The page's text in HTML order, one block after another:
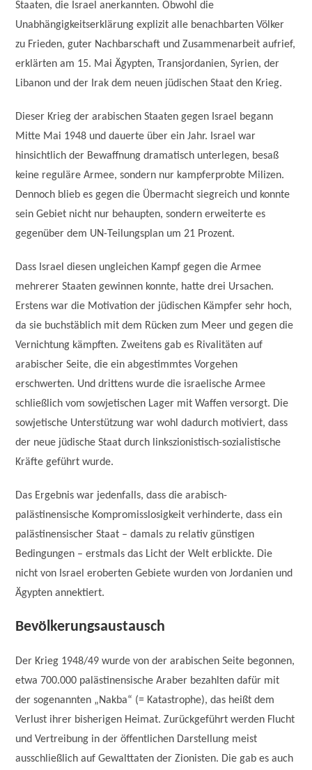
Staaten, die Israel anerkannten. Obwohl die
Unabhängigkeitserklärung explizit alle benachbarten Völker
zu Frieden, guter Nachbarschaft und Zusammenarbeit aufrief,
erklärten am 15. Mai Ägypten, Transjordanien, Syrien, der
Libanon und der Irak dem neuen jüdischen Staat den Krieg.
Dieser Krieg der arabischen Staaten gegen Israel begann
Mitte Mai 1948 und dauerte über ein Jahr. Israel war
hinsichtlich der Bewaffnung dramatisch unterlegen, besaß
keine reguläre Armee, sondern nur kampferprobte Milizen.
Dennoch blieb es gegen die Übermacht siegreich und konnte
sein Gebiet nicht nur behaupten, sondern erweiterte es
gegenüber dem UN-Teilungsplan um 21 Prozent.
Dass Israel diesen ungleichen Kampf gegen die Armee
mehrerer Staaten gewinnen konnte, hatte drei Ursachen.
Erstens war die Motivation der jüdischen Kämpfer sehr hoch,
da sie buchstäblich mit dem Rücken zum Meer und gegen die
Vernichtung kämpften. Zweitens gab es Rivalitäten auf
arabischer Seite, die ein abgestimmtes Vorgehen
erschwerten. Und drittens wurde die israelische Armee
schließlich vom sowjetischen Lager mit Waffen versorgt. Die
sowjetische Unterstützung war wohl dadurch motiviert, dass
der neue jüdische Staat durch linkszionistisch-sozialistische
Kräfte geführt wurde.
Das Ergebnis war jedenfalls, dass die arabisch-
palästinensische Kompromisslosigkeit verhinderte, dass ein
palästinensischer Staat – damals zu relativ günstigen
Bedingungen – erstmals das Licht der Welt erblickte. Die
nicht von Israel eroberten Gebiete wurden von Jordanien und
Ägypten annektiert.
Bevölkerungsaustausch
Der Krieg 1948/49 wurde von der arabischen Seite begonnen,
etwa 700.000 palästinensische Araber bezahlten dafür mit
der sogenannten „Nakba“ (= Katastrophe), das heißt dem
Verlust ihrer bisherigen Heimat. Zurückgeführt werden Flucht
und Vertreibung in der öffentlichen Darstellung meist
ausschließlich auf Gewalttaten der Zionisten. Die gab es auch